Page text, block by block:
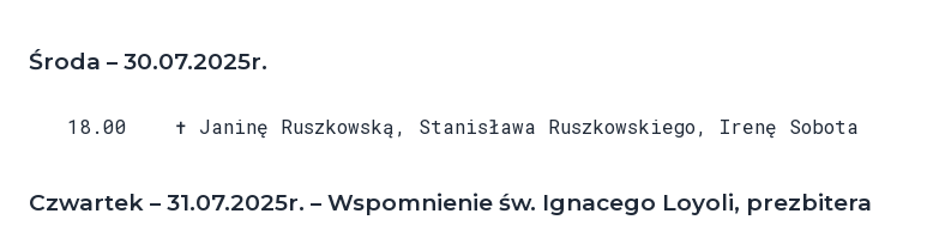
Środa – 30.07.2025r.
18.00 ✝ Janinę Ruszkowską, Stanisława Ruszkowskiego, Irenę Sobota
Czwartek – 31.07.2025r. – Wspomnienie św. Ignacego Loyoli, prezbitera